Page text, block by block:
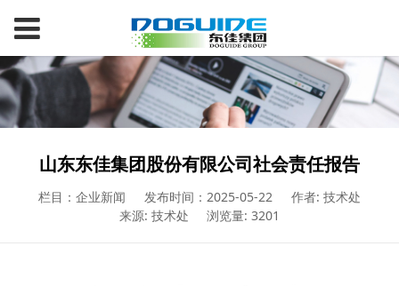
山东东佳集团股份有限公司社会责任报告
栏目：企业新闻 发布时间：2025-05-22
作者: 技术处
来源: 技术处
浏览量: 3201